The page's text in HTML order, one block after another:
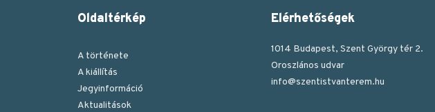
Oldaltérkép
A története
A kiállítás
Jegyinformáció
Aktualitások
Elérhetőségek
1014 Budapest, Szent György tér 2.
Oroszlános udvar
info@szentistvanterem.hu